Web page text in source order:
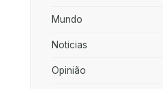
Mundo
Noticias
Opinião